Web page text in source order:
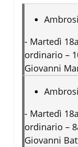
- Martedì
ordinario –
Giovanni
- Martedì
ordinario –
Giovanni